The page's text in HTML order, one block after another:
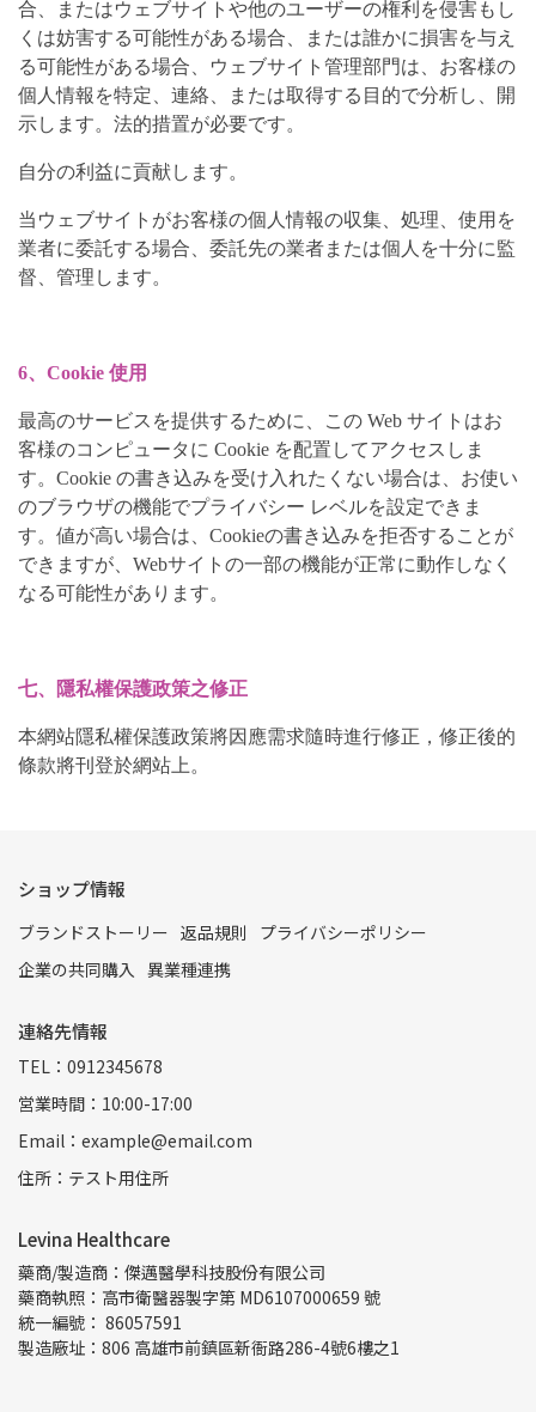
合、またはウェブサイトや他のユーザーの権利を侵害もし
くは妨害する可能性がある場合、または誰かに損害を与え
る可能性がある場合、ウェブサイト管理部門は、お客様の
個人情報を特定、連絡、または取得する目的で分析し、開
示します。法的措置が必要です。
自分の利益に貢献します。
当ウェブサイトがお客様の個人情報の収集、処理、使用を
業者に委託する場合、委託先の業者または個人を十分に監
督、管理します。
6、Cookie 使用
最高のサービスを提供するために、この Web サイトはお
客様のコンピュータに Cookie を配置してアクセスしま
す。Cookie の書き込みを受け入れたくない場合は、お使い
のブラウザの機能でプライバシー レベルを設定できま
す。値が高い場合は、Cookieの書き込みを拒否することが
できますが、Webサイトの一部の機能が正常に動作しなく
なる可能性があります。
七、隱私權保護政策之修正
本網站隱私權保護政策將因應需求隨時進行修正，修正後的
條款將刊登於網站上。
ショップ情報
ブランドストーリー 返品規則
プライバシーポリシー
企業の共同購入 異業種連携
連絡先情報
TEL：0912345678
営業時間：10:00-17:00
Email：example@email.com
住所：テスト用住所
Levina Healthcare
藥商/製造商：傑邁醫學科技股份有限公司
藥商執照：高市衛醫器製字第 MD6107000659 號
統一編號： 86057591
製造廠址：806 高雄市前鎮區新衙路286-4號6樓之1